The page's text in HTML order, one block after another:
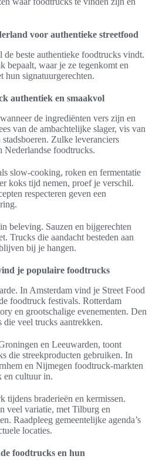
voor authentieke streetfood
de beste authentieke foodtrucks vindt.
bepaalt, waar je ze tegenkomt en
hun signatuurgerechten.
authentiek en smaakvol
de ingrediënten vers zijn en
van de ambachtelijke slager, vis van
Zulke leveranciers
foodtrucks.
slow-cooking, roken en fermentatie
koks tijd nemen, proef je verschil.
respecteren geven een
beleving. Sauzen en bijgerechten
Trucks die aandacht besteden aan
bij je hangen.
je populaire foodtrucks
In Amsterdam vind je Street Food
foodtruck festivals. Rotterdam
en grootschalige evenementen. Den
die veel trucks aantrekken.
en Leeuwarden, toont
die streekproducten gebruiken. In
en Nijmegen foodtruck-markten
en cultuur in.
tijdens braderieën en kermissen.
veel variatie, met Tilburg en
Raadpleeg gemeentelijke agenda’s
locaties.
foodtrucks en hun